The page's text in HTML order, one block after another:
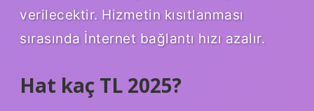
verilecektir. Hizmetin kısıtlanması
sırasında İnternet bağlantı hızı azalır.
Hat kaç TL 2025?